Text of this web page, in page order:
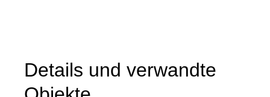
Details und verwandte